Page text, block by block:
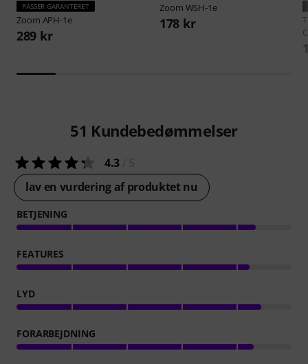
PASSER GARANTERET
Zoom APH-1e
289 kr
Zoom WSH-1e
178 kr
51 Kundebedømmelser
4.3
lav en vurdering af produktet nu
BETJENING
FEATURES
LYD
FORARBEJDNING